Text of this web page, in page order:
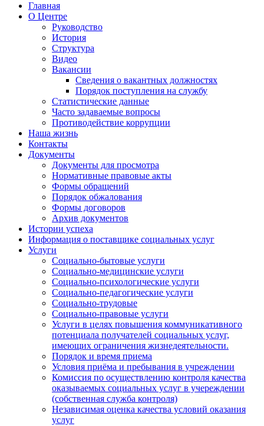
Главная
О Центре
Руководство
История
Структура
Видео
Вакансии
Сведения о вакантных должностях
Порядок поступления на службу
Статистические данные
Часто задаваемые вопросы
Противодействие коррупции
Наша жизнь
Контакты
Документы
Документы для просмотра
Нормативные правовые акты
Формы обращений
Порядок обжалования
Формы договоров
Архив документов
Истории успеха
Информация о поставщике социальных услуг
Услуги
Социально-бытовые услуги
Социально-медицинские услуги
Социально-психологические услуги
Социально-педагогические услуги
Социально-трудовые
Социально-правовые услуги
Услуги в целях повышения коммуникативного
потенциала получателей социальных услуг,
имеющих ограничения жизнедеятельности.
Порядок и время приема
Условия приёма и пребывания в учреждении
Комиссия по осуществлению контроля качества
оказываемых социальных услуг в учереждении
(собственная служба контроля)
Независимая оценка качества условий оказания
услуг